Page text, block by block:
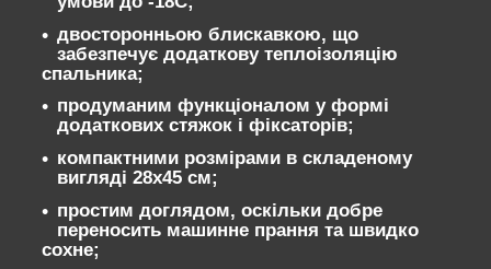
двосторонньою блискавкою, що
забезпечує додаткову теплоізоляцію
спальника;
продуманим функціоналом у формі
додаткових стяжок і фіксаторів;
компактними розмірами в складеному
вигляді 28х45 см;
простим доглядом, оскільки добре
переносить машинне прання та швидко
сохне;